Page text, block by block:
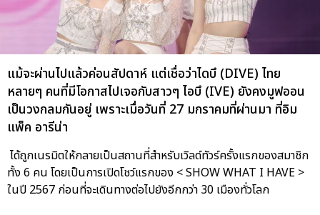
แม้จะผ่านไปแล้วค่อนสัปดาห์ แต่เชื่อว่าไดบึ (DIVE) ไทย
หลายๆ คนที่มีโอกาสไปเจอกับสาวๆ ไอบึ (IVE) ยังคงมูฟออน
เป็นวงกลมกันอยู่ เพราะเมื่อวันที่ 27 มกราคมที่ผ่านมา ที่อิม
แพ็ค อารีน่า
ได้ถูกเนรมิตให้กลายเป็นสถานที่สำหรับเวิลด์ทัวร์ครั้งแรกของสมาชิก
ทั้ง 6 คน โดยเป็นการเปิดโชว์แรกของ < SHOW WHAT I HAVE >
ในปี 2567 ก่อนที่จะเดินทางต่อไปยังอีกกว่า 30 เมืองทั่วโลก